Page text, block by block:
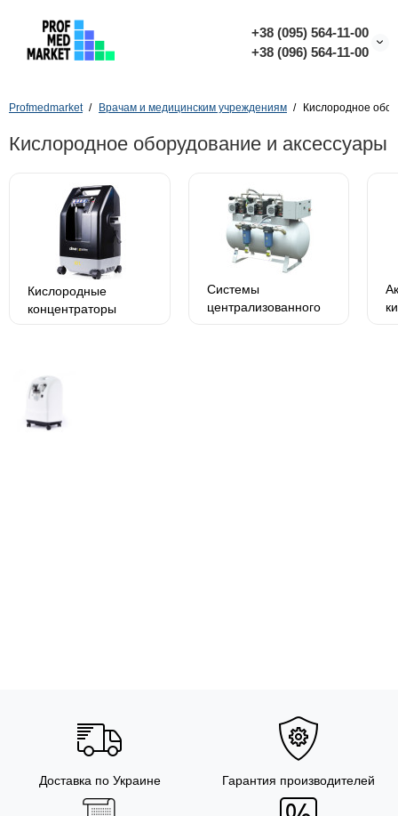
+38 (095) 564-11-00
+38 (096) 564-11-00
Profmedmarket Врачам и медицинским учреждениям Кислородное
Кислородное оборудование и аксессуары
Кислородные
концентраторы
Системы
централизованного
Доставка по Украине Гарантия производителей